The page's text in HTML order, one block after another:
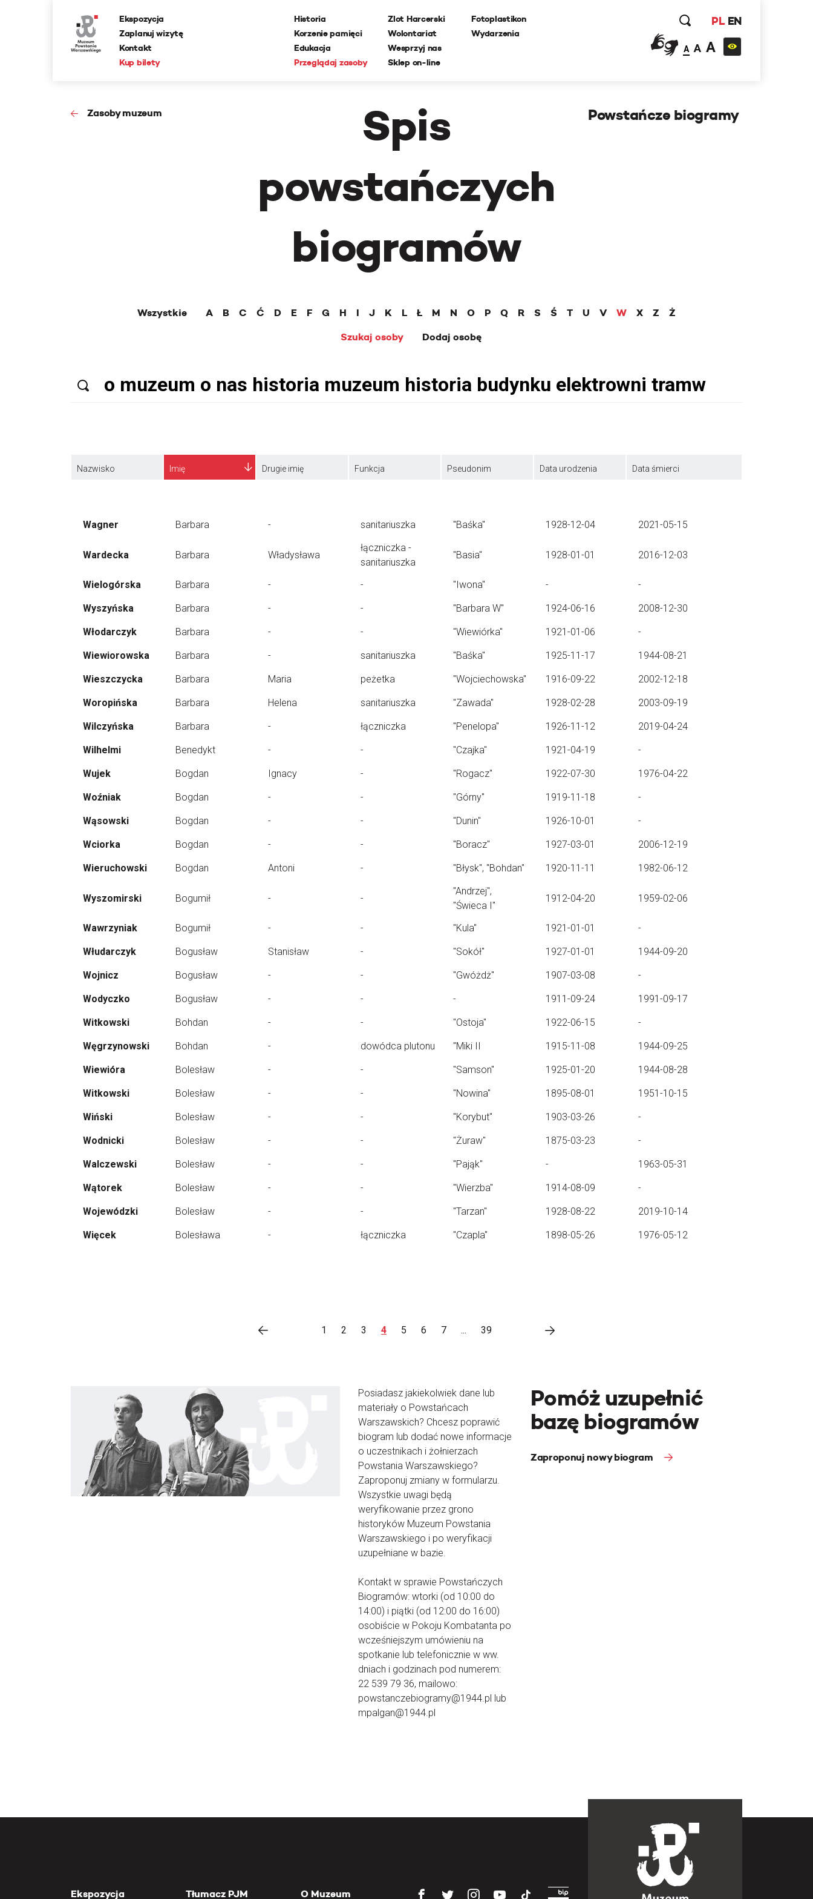
Ekspozycja
Zaplanuj wizytę
Kontakt
Kup bilety
Historia
Korzenie pamięci
Edukacja
Przeglądaj zasoby
Zlot Harcerski
Wolontariat
Wesprzyj nas
Sklep on-line
Fotoplastikon
Wydarzenia
PL EN
A A A
Zasoby muzeum
Spis
powstańczych
biogramów
Powstańcze biogramy
Wszystkie A B C Ć D E F G H I J K L Ł M N O P Q R S Ś T U V W X Z
Ż
Szukaj osoby
Dodaj osobę
Nazwisko Imię Drugie imię Funkcja Pseudonim Data urodzenia Data śmierci
Wagner Barbara - sanitariuszka "Baśka" 1928-12-04 2021-05-15
Wardecka Barbara Władysława
łączniczka -
sanitariuszka
"Basia" 1928-01-01 2016-12-03
Wielogórska Barbara - - "Iwona" - -
Wyszyńska Barbara - - "Barbara W" 1924-06-16 2008-12-30
Włodarczyk Barbara - - "Wiewiórka" 1921-01-06 -
Wiewiorowska Barbara - sanitariuszka "Baśka" 1925-11-17 1944-08-21
Wieszczycka Barbara Maria peżetka "Wojciechowska" 1916-09-22 2002-12-18
Woropińska Barbara Helena sanitariuszka "Zawada" 1928-02-28 2003-09-19
Wilczyńska Barbara - łączniczka "Penelopa" 1926-11-12 2019-04-24
Wilhelmi Benedykt - - "Czajka" 1921-04-19 -
Wujek Bogdan Ignacy - "Rogacz" 1922-07-30 1976-04-22
Woźniak Bogdan - - "Górny" 1919-11-18 -
Wąsowski Bogdan - - "Dunin" 1926-10-01 -
Wciorka Bogdan - - "Boracz" 1927-03-01 2006-12-19
Wieruchowski Bogdan Antoni - "Błysk", "Bohdan" 1920-11-11 1982-06-12
Wyszomirski Bogumił - -
"Andrzej",
"Świeca I"
1912-04-20 1959-02-06
Wawrzyniak Bogumił - - "Kula" 1921-01-01 -
Włudarczyk Bogusław Stanisław - "Sokół" 1927-01-01 1944-09-20
Wojnicz Bogusław - - "Gwóżdż" 1907-03-08 -
Wodyczko Bogusław - - - 1911-09-24 1991-09-17
Witkowski Bohdan - - "Ostoja" 1922-06-15 -
Węgrzynowski Bohdan - dowódca plutonu "Miki II 1915-11-08 1944-09-25
Wiewióra Bolesław - - "Samson" 1925-01-20 1944-08-28
Witkowski Bolesław - - "Nowina" 1895-08-01 1951-10-15
Wiński Bolesław - - "Korybut" 1903-03-26 -
Wodnicki Bolesław - - "Żuraw" 1875-03-23 -
Walczewski Bolesław - - "Pająk" - 1963-05-31
Wątorek Bolesław - - "Wierzba" 1914-08-09 -
Wojewódzki Bolesław - - "Tarzan" 1928-08-22 2019-10-14
Więcek Bolesława - łączniczka "Czapla" 1898-05-26 1976-05-12
1 2 3 4 5 6 7 ... 39
Posiadasz jakiekolwiek dane lub
materiały o Powstańcach
Warszawskich? Chcesz poprawić
biogram lub dodać nowe informacje
o uczestnikach i żołnierzach
Powstania Warszawskiego?
Zaproponuj zmiany w formularzu.
Wszystkie uwagi będą
weryfikowanie przez grono
historyków Muzeum Powstania
Warszawskiego i po weryfikacji
uzupełniane w bazie.
Kontakt w sprawie Powstańczych
Biogramów: wtorki (od 10:00 do
14:00) i piątki (od 12:00 do 16:00)
osobiście w Pokoju Kombatanta po
wcześniejszym umówieniu na
spotkanie lub telefonicznie w ww.
dniach i godzinach pod numerem:
22 539 79 36, mailowo:
powstanczebiogramy@1944.pl lub
mpalgan@1944.pl
Pomóż uzupełnić
bazę biogramów
Zaproponuj nowy biogram
Ekspozycja Tłumacz PJM O Muzeum